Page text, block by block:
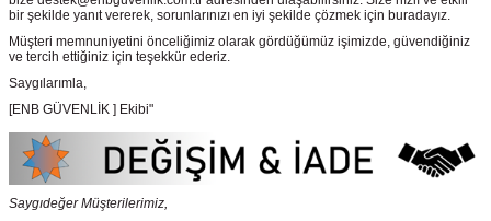
bir şekilde yanıt vererek, sorunlarınızı en iyi şekilde çözmek için buradayız.
Müşteri memnuniyetini önceliğimiz olarak gördüğümüz işimizde, güvendiğiniz
ve tercih ettiğiniz için teşekkür ederiz.
Saygılarımla,
[ENB GÜVENLİK ] Ekibi"
Saygıdeğer Müşterilerimiz,